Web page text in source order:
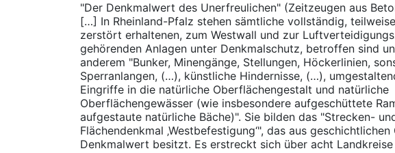
"Der Denkmalwert des Unerfreulichen" (Zeitzeugen aus
[…] In Rheinland-Pfalz stehen sämtliche vollständig,
zerstört erhaltenen, zum Westwall und zur
gehörenden Anlagen unter Denkmalschutz, betroffen sind
anderem "Bunker, Minengänge, Stellungen, Höckerlinien,
Sperranlangen, (…), künstliche Hindernisse, (…),
Eingriffe in die natürliche Oberflächengestalt und natürliche
Oberflächengewässer (wie insbesondere aufgeschüttete
aufgestaute natürliche Bäche)". Sie bilden das "Strecken-
Flächendenkmal ‚Westbefestigung‘", das aus geschichtlichen
Denkmalwert besitzt. Es erstreckt sich über acht